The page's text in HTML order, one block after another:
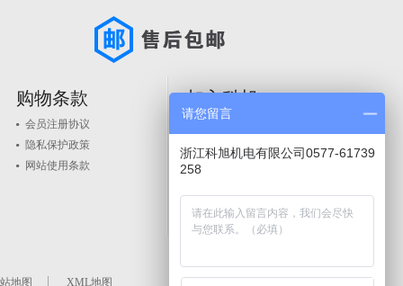
购物条款
会员注册协议
隐私保护政策
网站使用条款
加入科旭
品牌入驻
地图 XML地图
请您留言
浙江科旭机电有限公司0577-61739
258